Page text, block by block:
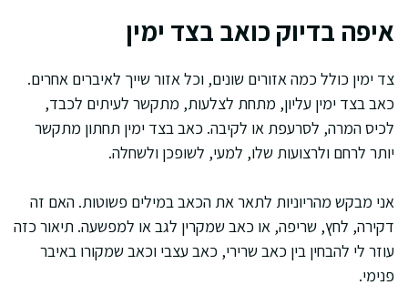
איפה בדיוק כואב בצד ימין
צד ימין כולל כמה אזורים שונים, וכל אזור שייך לאיברים אחרים.
כאב בצד ימין עליון, מתחת לצלעות, מתקשר לעיתים לכבד,
לכיס המרה, לסרעפת או לקיבה. כאב בצד ימין תחתון מתקשר
יותר לרחם ולרצועות שלו, למעי, לשופכן ולשחלה.
אני מבקש מהריוניות לתאר את הכאב במילים פשוטות. האם זה
דקירה, לחץ, שריפה, או כאב שמקרין לגב או למפשעה. תיאור כזה
עוזר לי להבחין בין כאב שרירי, כאב עצבי וכאב שמקורו באיבר
פנימי.